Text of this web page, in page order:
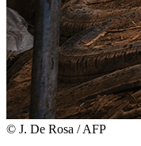
© J. De Rosa / AFP